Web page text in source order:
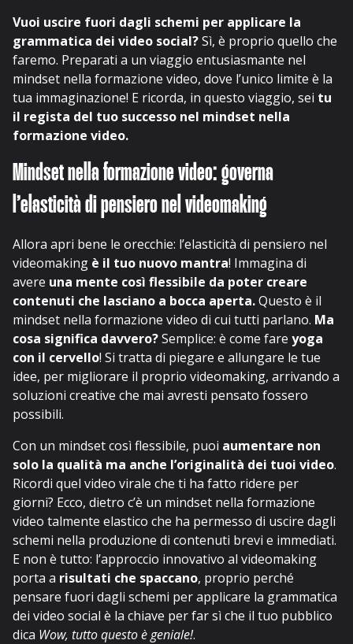
Vuoi uscire fuori dagli schemi per applicare la
grammatica dei video social?Sì, è proprio quello che
faremo. Preparati a un viaggio entusiasmante nel
mindset nella formazione video, dove l’unico limite è la
tua immaginazione! E ricorda, in questo viaggio, sei tu
il regista del tuo successo nel mindset nella
formazione video.
Mindset nella formazione video: governa
l’elasticità di pensiero nel videomaking
Allora apri bene le orecchie: l’elasticità di pensiero nel
videomaking è il tuo nuovo mantra! Immagina di
avere una mente così flessibile da poter creare
contenuti che lasciano a bocca aperta.Questo è il
mindset nella formazione video di cui tutti parlano. Ma
cosa significa davvero?Semplice: è come fare yoga
con il cervello! Si tratta di piegare e allungare le tue
idee, per migliorare il proprio videomaking, arrivando a
soluzioni creative che mai avresti pensato fossero
possibili.
Con un mindset così flessibile, puoi aumentare non
solo la qualità ma anche l’originalità dei tuoi video.
Ricordi quel video virale che ti ha fatto ridere per
giorni? Ecco, dietro c’è un mindset nella formazione
video talmente elastico che ha permesso di uscire dagli
schemi nella produzione di contenuti brevi e immediati.
E non è tutto: l’approccio innovativo al videomaking
porta a risultati che spaccano, proprio perché
pensare fuori dagli schemi per applicare la grammatica
dei video social è la chiave per far sì che il tuo pubblico
dica Wow, tutto questo è geniale!.